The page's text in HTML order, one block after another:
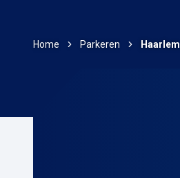
Home Parkeren Haarlem